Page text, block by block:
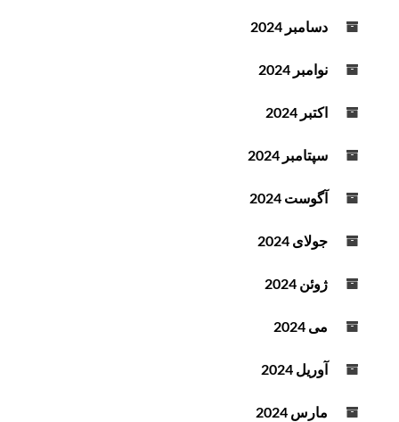
دسامبر 2024
نوامبر 2024
اکتبر 2024
سپتامبر 2024
آگوست 2024
جولای 2024
ژوئن 2024
می 2024
آوریل 2024
مارس 2024